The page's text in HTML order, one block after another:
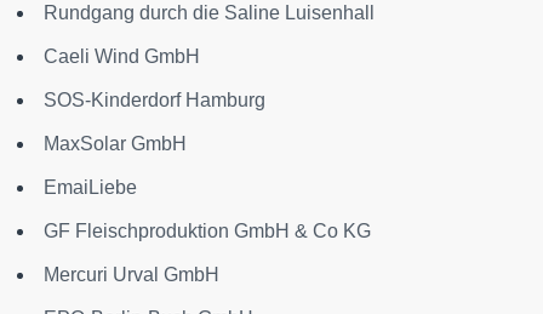
Rundgang durch die Saline Luisenhall
Caeli Wind GmbH
SOS-Kinderdorf Hamburg
MaxSolar GmbH
EmaiLiebe
GF Fleischproduktion GmbH & Co KG
Mercuri Urval GmbH